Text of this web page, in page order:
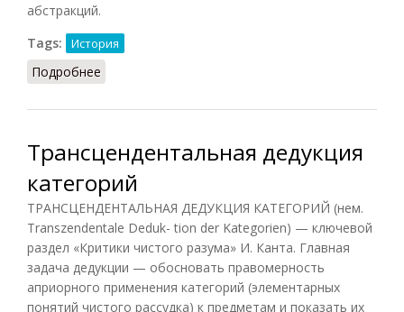
абстракций.
Tags:
История
Подробнее
Трансцендентальная дедукция
категорий
ТРАНСЦЕНДЕНТАЛЬНАЯ ДЕДУКЦИЯ КАТЕГОРИЙ (нем.
Transzendentale Deduk- tion der Kategorien) — ключевой
раздел «Критики чистого разума» И. Канта. Главная
задача дедукции — обосновать правомерность
априорного применения категорий (элементарных
понятий чистого рассудка) к предметам и показать их